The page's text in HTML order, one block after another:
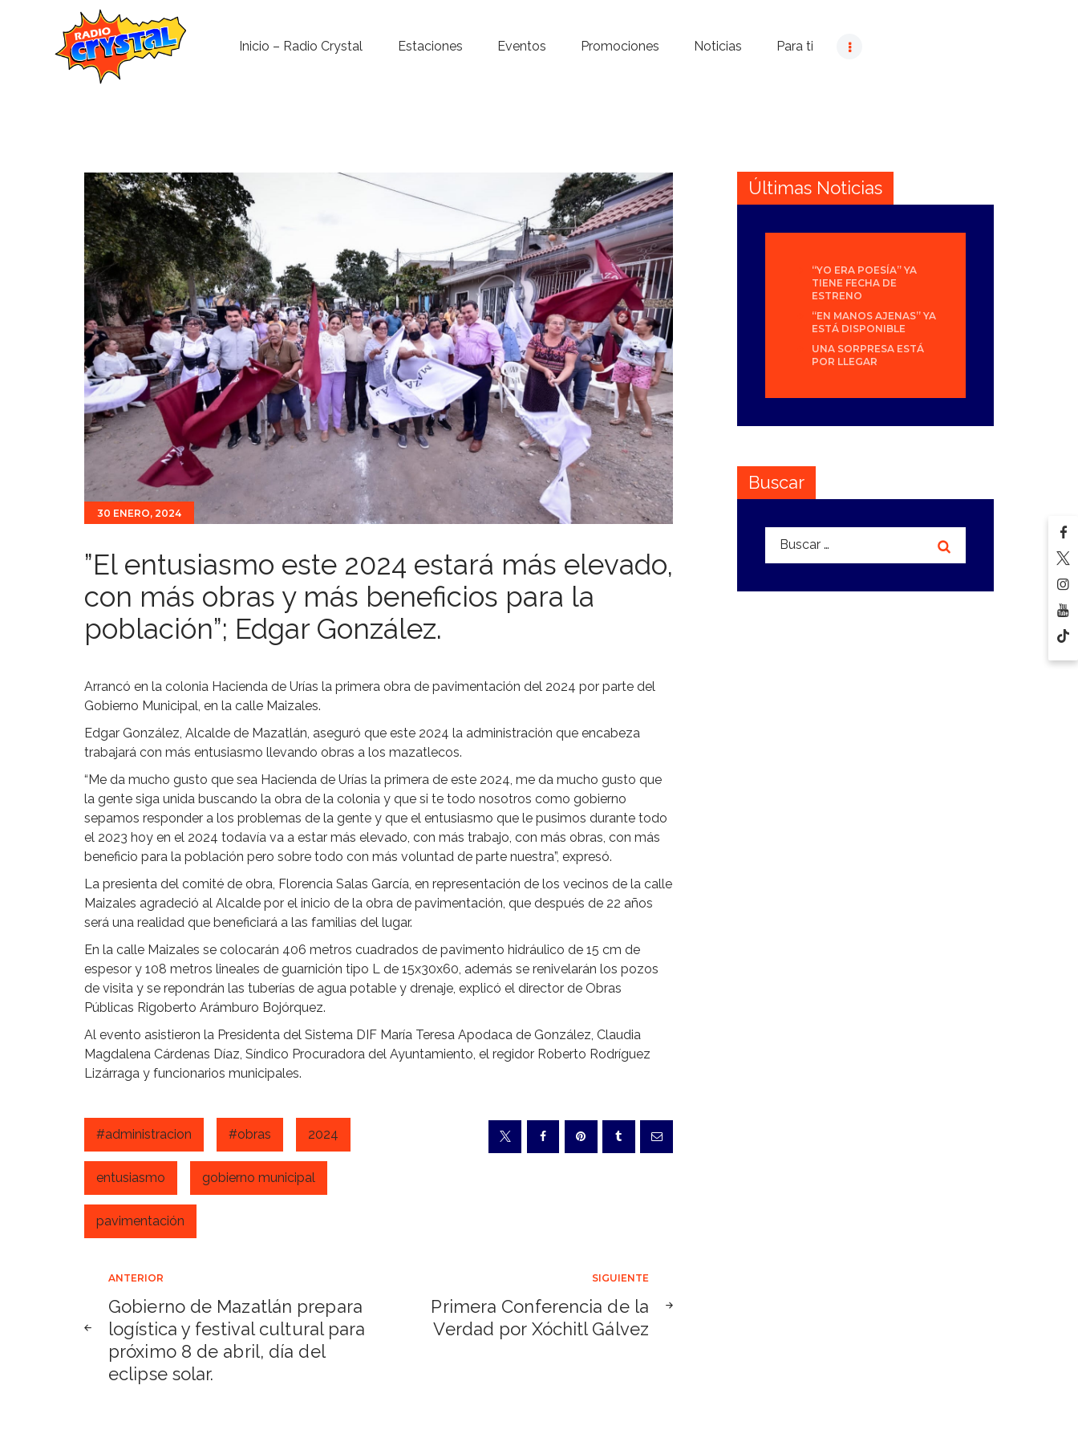
Inicio – Radio Crystal Estaciones Eventos Promociones Noticias Para ti
Noticias
Contacto
30 ENERO, 2024
”El entusiasmo este 2024 estará más elevado,
con más obras y más beneficios para la
población”; Edgar González.
Arrancó en la colonia Hacienda de Urías la primera obra de pavimentación del 2024 por parte del
Gobierno Municipal, en la calle Maizales.
Edgar González, Alcalde de Mazatlán, aseguró que este 2024 la administración que encabeza
trabajará con más entusiasmo llevando obras a los mazatlecos.
“Me da mucho gusto que sea Hacienda de Urías la primera de este 2024, me da mucho gusto que
la gente siga unida buscando la obra de la colonia y que si te todo nosotros como gobierno
sepamos responder a los problemas de la gente y que el entusiasmo que le pusimos durante todo
el 2023 hoy en el 2024 todavía va a estar más elevado, con más trabajo, con más obras, con más
beneficio para la población pero sobre todo con más voluntad de parte nuestra”, expresó.
La presienta del comité de obra, Florencia Salas García, en representación de los vecinos de la calle
Maizales agradeció al Alcalde por el inicio de la obra de pavimentación, que después de 22 años
será una realidad que beneficiará a las familias del lugar.
En la calle Maizales se colocarán 406 metros cuadrados de pavimento hidráulico de 15 cm de
espesor y 108 metros lineales de guarnición tipo L de 15x30x60, además se renivelarán los pozos
de visita y se repondrán las tuberías de agua potable y drenaje, explicó el director de Obras
Públicas Rigoberto Arámburo Bojórquez.
Al evento asistieron la Presidenta del Sistema DIF María Teresa Apodaca de González, Claudia
Magdalena Cárdenas Díaz, Síndico Procuradora del Ayuntamiento, el regidor Roberto Rodríguez
Lizárraga y funcionarios municipales.
#administracion #obras 2024
entusiasmo gobierno municipal
pavimentación
Navegación
de
entradas
ANTERIOR
Gobierno de Mazatlán prepara
logística y festival cultural para
próximo 8 de abril, día del
eclipse solar.
SIGUIENTE
Primera Conferencia de la
Verdad por Xóchitl Gálvez
Últimas Noticias
“YO ERA POESÍA” YA
TIENE FECHA DE
ESTRENO
“EN MANOS AJENAS” YA
ESTÁ DISPONIBLE
UNA SORPRESA ESTÁ
POR LLEGAR
Buscar
Buscar: